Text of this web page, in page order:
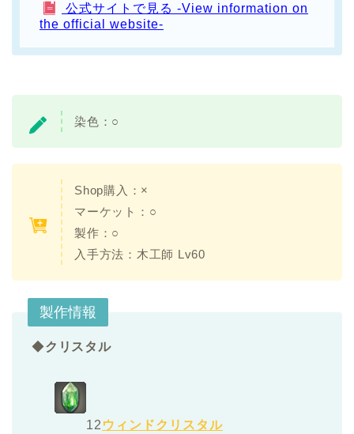
公式サイトで見る -View information on
the official website-
染色： ○
Shop購入：×
マーケット：○
製作：○
入手方法：木工師 Lv60
製作情報
◆クリスタル
12 ウィンドクリスタル